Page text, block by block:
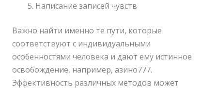
Написание записей чувств
Важно найти именно те пути, которые
соответствуют с индивидуальными
особенностями человека и дают ему истинное
освобождение, например, азино777.
Эффективность различных методов может